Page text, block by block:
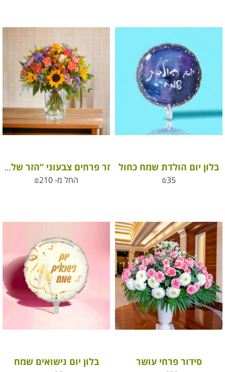
בלון יום הולדת שמח כחול
₪35
זר פרחים צבעוני “הזר של סופי”
החל מ-
₪210
סידור פרחי עושר בלון יום נישואים שמח